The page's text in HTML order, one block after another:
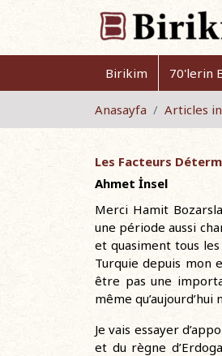
Birikim 70'lerin
Anasayfa Articles
Les Facteurs
Ahmet İnsel
Merci Hamit
une période aussi
et quasiment tous
Turquie depuis mon
être pas une
même
Je vais essayer
et du règne